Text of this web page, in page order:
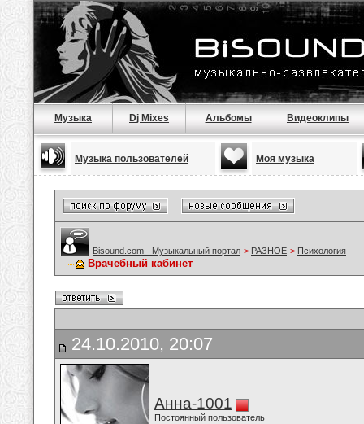
Музыка Dj Mixes Альбомы Видеоклипы
Музыка пользователей Моя музыка
Bisound.com - Музыкальный портал > РАЗНОЕ > Психология
Врачебный кабинет
24.10.2010, 20:07
Анна-1001
Постоянный пользователь